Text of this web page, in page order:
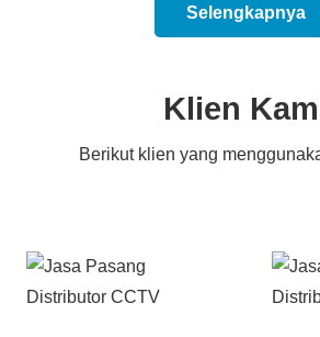
Selengkapnya
Klien
Berikut klien yang